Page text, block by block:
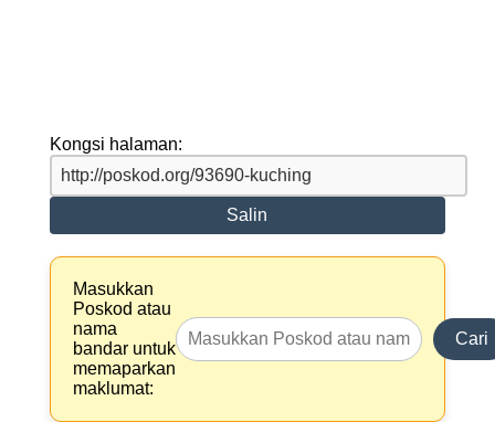
Kongsi halaman:
Salin
Masukkan
Poskod atau
nama
bandar untuk
memaparkan
maklumat:
Cari